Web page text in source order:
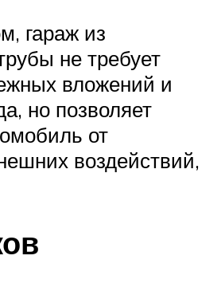
гараж из
не требует
вложений и
но позволяет
от
воздействий,